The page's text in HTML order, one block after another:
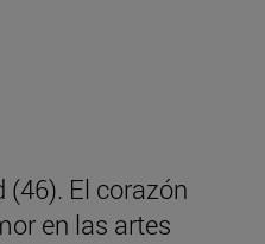
El corazón
en las artes